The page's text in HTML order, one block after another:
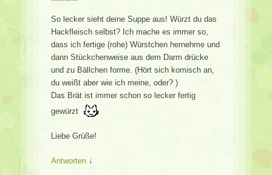
So lecker sieht deine Suppe aus! Würzt du das
Hackfleisch selbst? Ich mache es immer so,
dass ich fertige (rohe) Würstchen hernehme und
dann Stückchenweise aus dem Darm drücke
und zu Bällchen forme. (Hört sich komisch an,
du weißt aber wie ich meine, oder? )
Das Brät ist immer schon so lecker fertig
gewürzt
Liebe Grüße!
Antworten ↓